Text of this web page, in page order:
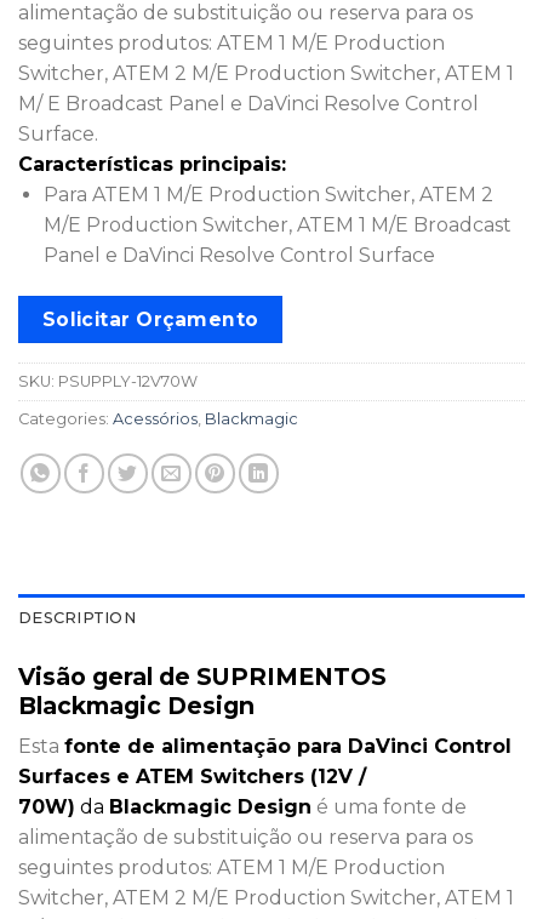
alimentação de substituição ou reserva para os
seguintes produtos: ATEM 1 M/E Production
Switcher, ATEM 2 M/E Production Switcher, ATEM 1
M/ E Broadcast Panel e DaVinci Resolve Control
Surface.
Características principais:
Para ATEM 1 M/E Production Switcher, ATEM 2
M/E Production Switcher, ATEM 1 M/E Broadcast
Panel e DaVinci Resolve Control Surface
Solicitar Orçamento
SKU: PSUPPLY-12V70W
Categories: Acessórios Blackmagic
DESCRIPTION
Visão geral de SUPRIMENTOS
Blackmagic Design
Esta fonte de alimentação para DaVinci Control
Surfaces e ATEM Switchers (12V /
70W) da Blackmagic Design é uma fonte de
alimentação de substituição ou reserva para os
seguintes produtos: ATEM 1 M/E Production
Switcher, ATEM 2 M/E Production Switcher, ATEM 1